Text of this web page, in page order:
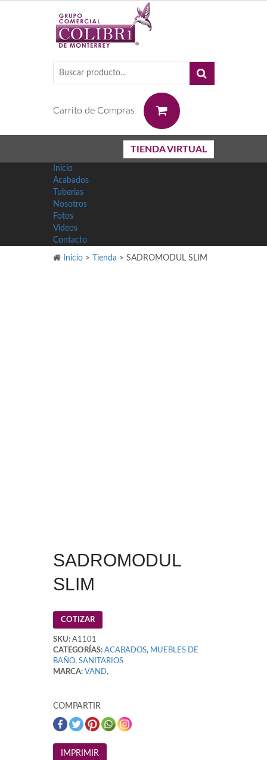
Carrito de Compras
TIENDA VIRTUAL
Inicio
Acabados
Tuberias
Nosotros
Fotos
Videos
Contacto
Inicio > Tienda > SADROMODUL SLIM
SADROMODUL
SLIM
COTIZAR
SKU: A1101
CATEGORÍAS: ACABADOS, MUEBLES DE
BAÑO, SANITARIOS
MARCA: VAND,
COMPARTIR